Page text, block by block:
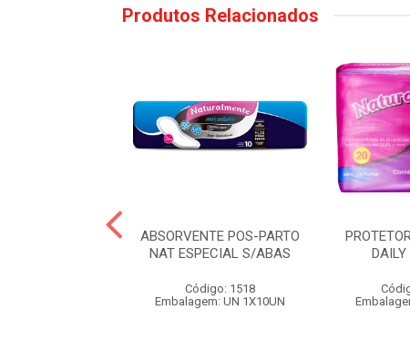
Produtos Relacionados
ABSORVENTE POS-PARTO
NAT ESPECIAL S/ABAS
Código: 1518
Embalagem: UN 1X10UN